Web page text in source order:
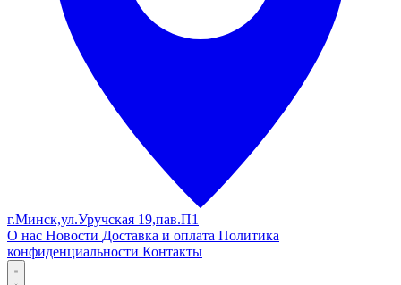
г.Минск,ул.Уручская 19,пав.П1
О нас Новости Доставка и оплата Политика
конфиденциальности Контакты